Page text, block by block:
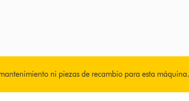
ni piezas de recambio para esta máquina.